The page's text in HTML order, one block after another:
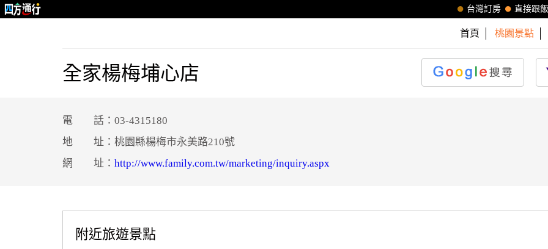
直接跟
台灣訂房
首頁 桃園景點
全家楊梅埔心店
電 話：03-4315180
地 址：桃園縣楊梅市永美路210號
網 址： http://www.family.com.tw/marketing/inquiry.aspx
附近旅遊景點